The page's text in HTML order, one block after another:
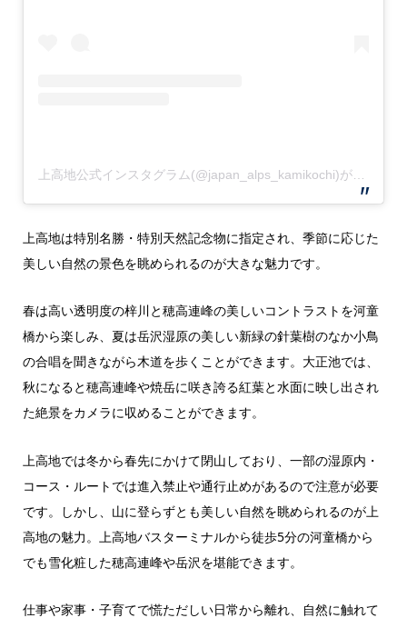
上高地公式インスタグラム(@japan_alps_kamikochi)がシェアした投稿
上高地は特別名勝・特別天然記念物に指定され、季節に応じた
美しい自然の景色を眺められるのが大きな魅力です。
春は高い透明度の梓川と穂高連峰の美しいコントラストを河童
橋から楽しみ、夏は岳沢湿原の美しい新緑の針葉樹のなか小鳥
の合唱を聞きながら木道を歩くことができます。大正池では、
秋になると穂高連峰や焼岳に咲き誇る紅葉と水面に映し出され
た絶景をカメラに収めることができます。
上高地では冬から春先にかけて閉山しており、一部の湿原内・
コース・ルートでは進入禁止や通行止めがあるので注意が必要
です。しかし、山に登らずとも美しい自然を眺められるのが上
高地の魅力。上高地バスターミナルから徒歩5分の河童橋から
でも雪化粧した穂高連峰や岳沢を堪能できます。
仕事や家事・子育てで慌ただしい日常から離れ、自然に触れて